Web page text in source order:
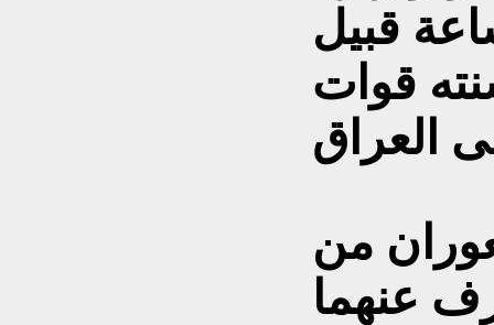
قبيل
قوات
من
عنهما